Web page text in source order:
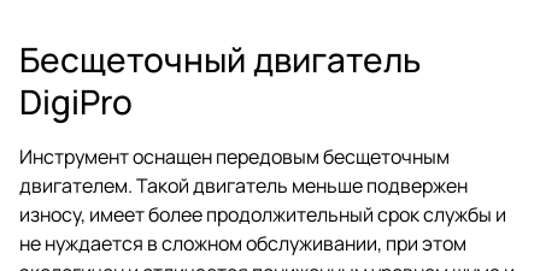
Бесщеточный двигатель
DigiPro
Инструмент оснащен передовым бесщеточным
двигателем. Такой двигатель меньше подвержен
износу, имеет более продолжительный срок службы и
не нуждается в сложном обслуживании, при этом